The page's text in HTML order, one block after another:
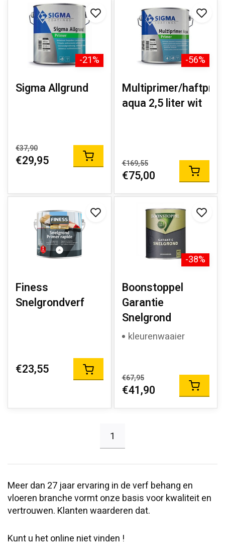
-21%
Sigma Allgrund
€37,90
€29,95
-56%
Multiprimer/
aqua 2,5 liter wit
€169,55
€75,00
Finess
Snelgrondverf
€23,55
-38%
Boonstoppel
Garantie
Snelgrond
kleurenwaaier
€67,95
€41,90
1
Meer dan 27 jaar ervaring in de verf behang en
vloeren branche vormt onze basis voor kwaliteit en
vertrouwen. Klanten waarderen dat.
Kunt u het online niet vinden !